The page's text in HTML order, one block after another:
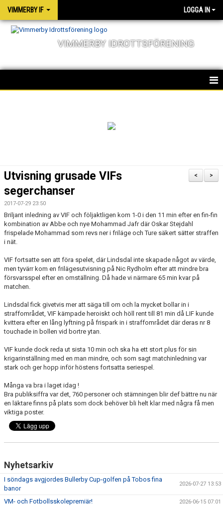
VIMMERBY IF LOGGA IN
VIMMERBY IDROTTSFÖRENING
OM FÖRENINGEN
BARN & UNGDOMSVERKSAMHET
KONTAKT / BOKNING
>
<
Utvisning grusade VIFs
segerchanser
2017-07-29 23:50
Briljant inledning av VIF och följaktligen kom 1-0 i den 11 min efter en fin-fin
kombination av Abbe och nye Mohammad Jafr där Oskar Stejdahl
frispelade Mohammad som revs ner i friläge och Ture säkert sätter straffen
i nät.
VIF fortsatte sen att föra spelet, där Lindsdal inte skapade något av värde,
men tyvärr kom en frilägesutvisning på Nic Rydholm efter att mindre bra
försvarsspel efter en omställning. Då hade vi närmare 65 min kvar på
matchen.
Lindsdal fick givetvis mer att säga till om och la mycket bollar in i
straffområdet, VIF kämpade heroiskt och höll rent till 81 min då LIF kunde
kvittera efter en lång lyftning på frispark in i straffområdet där deras nr 8
touchade in bollen vid bortre ytan.
VIF kunde dock reda ut sista 10 min och ska ha ett stort plus för sin
krigarinställning med en man mindre, och som sagt matchinledning var
stark och ger hopp inför höstens fortsatta seriespel.
Många va bra i laget idag !
Bra publiksiffra var det, 760 personer och stämningen blir def bättre nu när
en läktare finns på plats som dock behöver bli helt klar med några få men
viktiga poster.
Nyhetsarkiv
I söndags avgjordes Bullerby Cup-golfen på Tobos fina
banor
2026-07-27 13:53
VM- och Fotbollsskolepremiär! 2026-06-15 07:01